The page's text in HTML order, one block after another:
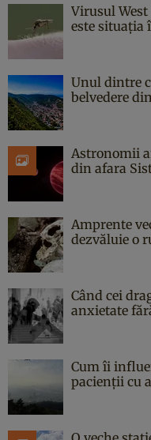
Virusul West
este situația
Unul dintre
belvedere
Astronomii
din afara
Amprente
dezvăluie o
Când cei
anxietate
Cum îi
pacienții cu